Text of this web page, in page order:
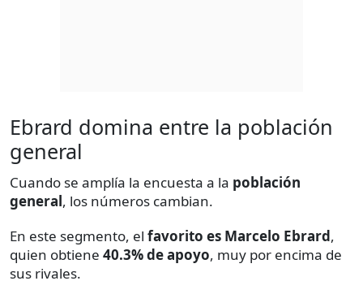
Ebrard domina entre la población
general
Cuando se amplía la encuesta a la población
general, los números cambian.
En este segmento, el favorito es Marcelo Ebrard,
quien obtiene 40.3% de apoyo, muy por encima de
sus rivales.